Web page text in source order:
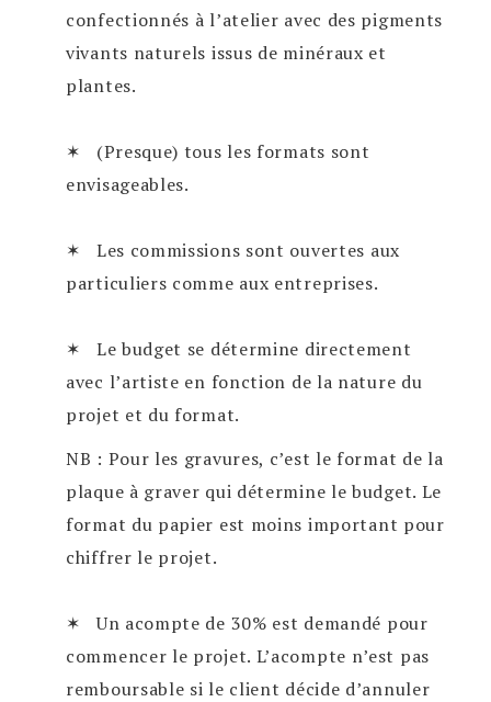
confectionnés à l’atelier avec des pigments
vivants naturels issus de minéraux et
plantes.
✶ (Presque) tous les formats sont
envisageables.
✶ Les commissions sont ouvertes aux
particuliers comme aux entreprises.
✶ Le budget se détermine directement
avec l’artiste en fonction de la nature du
projet et du format.
NB : Pour les gravures, c’est le format de la
plaque à graver qui détermine le budget. Le
format du papier est moins important pour
chiffrer le projet.
✶ Un acompte de 30% est demandé pour
commencer le projet. L’acompte n’est pas
remboursable si le client décide d’annuler